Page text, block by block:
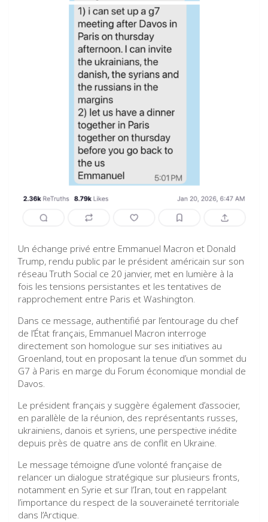
Un échange privé entre Emmanuel Macron et Donald
Trump, rendu public par le président américain sur son
réseau Truth Social ce 20 janvier, met en lumière à la
fois les tensions persistantes et les tentatives de
rapprochement entre Paris et Washington.
Dans ce message, authentifié par l’entourage du chef
de l’État français, Emmanuel Macron interroge
directement son homologue sur ses initiatives au
Groenland, tout en proposant la tenue d’un sommet du
G7 à Paris en marge du Forum économique mondial de
Davos.
Le président français y suggère également d’associer,
en parallèle de la réunion, des représentants russes,
ukrainiens, danois et syriens, une perspective inédite
depuis près de quatre ans de conflit en Ukraine.
Le message témoigne d’une volonté française de
relancer un dialogue stratégique sur plusieurs fronts,
notamment en Syrie et sur l’Iran, tout en rappelant
l’importance du respect de la souveraineté territoriale
dans l’Arctique.